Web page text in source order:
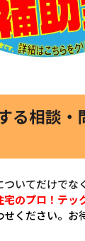
る相談・
ついてだけでな
のプロ！テッ
ください。お